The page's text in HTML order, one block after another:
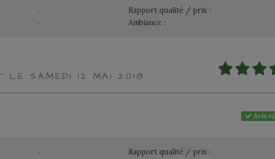
- Rapport qualité / prix :
- Ambiance :
LE SAMEDI 12 MAI 2018
Avis
- Rapport qualité / prix :